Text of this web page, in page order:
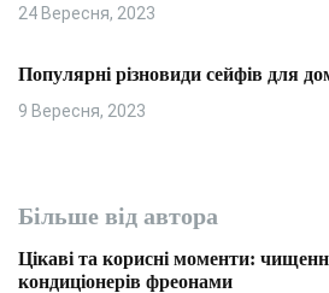
24 Вересня, 2023
Популярні різновиди сейфів для
9 Вересня, 2023
Більше від автора
Цікаві та корисні моменти:
кондиціонерів фреонами